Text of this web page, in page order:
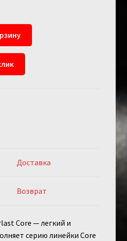
Доставка
Возврат
Core — легкий и
серию линейки Core